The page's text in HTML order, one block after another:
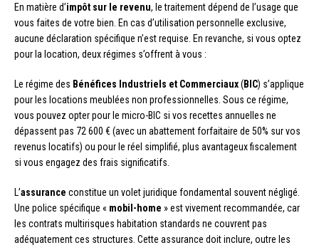
En matière d’impôt sur le revenu, le traitement dépend de l’usage que
vous faites de votre bien. En cas d’utilisation personnelle exclusive,
aucune déclaration spécifique n’est requise. En revanche, si vous optez
pour la location, deux régimes s’offrent à vous :
Le régime des Bénéfices Industriels et Commerciaux(BIC) s’applique
pour les locations meublées non professionnelles. Sous ce régime,
vous pouvez opter pour le micro-BIC si vos recettes annuelles ne
dépassent pas 72 600 € (avec un abattement forfaitaire de 50% sur vos
revenus locatifs) ou pour le réel simplifié, plus avantageux fiscalement
si vous engagez des frais significatifs.
L’assurance constitue un volet juridique fondamental souvent négligé.
Une police spécifique « mobil-home » est vivement recommandée, car
les contrats multirisques habitation standards ne couvrent pas
adéquatement ces structures. Cette assurance doit inclure, outre les